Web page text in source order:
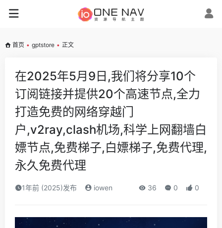
首页 • gptstore • 正文
在2025年5月9日,我们将分享10个
订阅链接并提供20个高速节点,全力
打造免费的网络穿越门
户,v2ray,clash机场,科学上网翻墙白
嫖节点,免费梯子,白嫖梯子,免费代理,
永久免费代理
1年前 (2025)发布 iowen 36 0 0